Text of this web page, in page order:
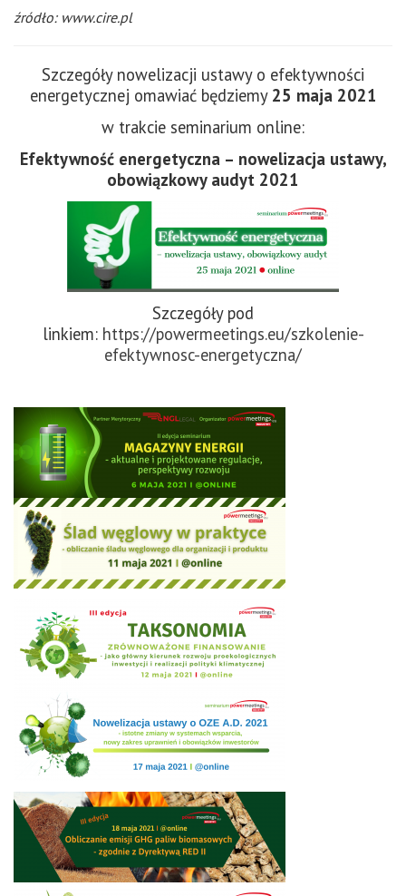
źródło: www.cire.pl
Szczegóły nowelizacji ustawy o efektywności
energetycznej omawiać będziemy 25 maja 2021
w trakcie seminarium online:
Efektywność energetyczna – nowelizacja ustawy,
obowiązkowy audyt 2021
Szczegóły pod
linkiem: https://powermeetings.eu/szkolenie-
efektywnosc-energetyczna/